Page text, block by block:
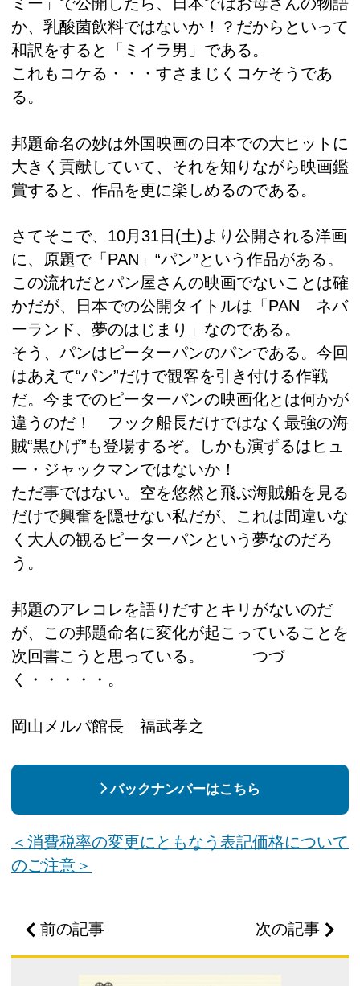
か、乳酸菌飲料ではないか！？だからといって
和訳をすると「ミイラ男」である。
これもコケる・・・すさまじくコケそうであ
る。
邦題命名の妙は外国映画の日本での大ヒットに
大きく貢献していて、それを知りながら映画鑑
賞すると、作品を更に楽しめるのである。
さてそこで、10月31日(土)より公開される洋画
に、原題で「PAN」“パン”という作品がある。
この流れだとパン屋さんの映画でないことは確
かだが、日本での公開タイトルは「PAN ネバ
ーランド、夢のはじまり」なのである。
そう、パンはピーターパンのパンである。今回
はあえて“パン”だけで観客を引き付ける作戦
だ。今までのピーターパンの映画化とは何かが
違うのだ！ フック船長だけではなく最強の海
賊“黒ひげ”も登場するぞ。しかも演ずるはヒュ
ー・ジャックマンではないか！
ただ事ではない。空を悠然と飛ぶ海賊船を見る
だけで興奮を隠せない私だが、これは間違いな
く大人の観るピーターパンという夢なのだろ
う。
邦題のアレコレを語りだすとキリがないのだ
が、この邦題命名に変化が起こっていることを
次回書こうと思っている。 つづ
く・・・・・。
岡山メルパ館長 福武孝之
バックナンバーはこちら
＜消費税率の変更にともなう表記価格について
のご注意＞
前の記事 次の記事